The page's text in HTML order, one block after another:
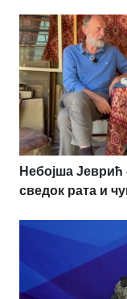
Небојша Јеврић
сведок рата и